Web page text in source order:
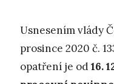
Usnesením vlády
prosince 2020 č.
opatření je od16.